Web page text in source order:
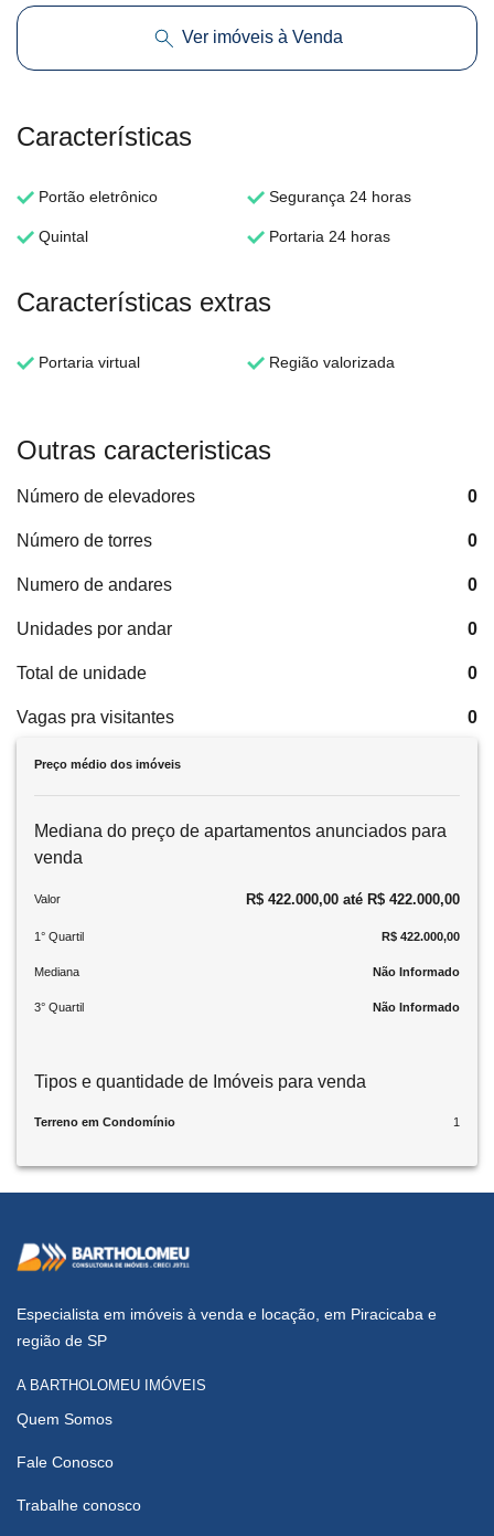
Ver imóveis à Venda
Características
Portão eletrônico Segurança 24 horas
Quintal Portaria 24 horas
Características extras
Portaria virtual Região valorizada
Outras caracteristicas
Número de elevadores 0
Número de torres 0
Numero de andares 0
Unidades por andar 0
Total de unidade 0
Vagas pra visitantes 0
Preço médio dos imóveis
Mediana do preço de apartamentos anunciados para
venda
Valor R$ 422.000,00 até R$ 422.000,00
1° Quartil R$ 422.000,00
Mediana Não Informado
3° Quartil Não Informado
Tipos e quantidade de Imóveis para venda
Terreno em Condomínio 1
Especialista em imóveis à venda e locação, em Piracicaba e
região de SP
A BARTHOLOMEU IMÓVEIS
Quem Somos
Fale Conosco
Trabalhe conosco